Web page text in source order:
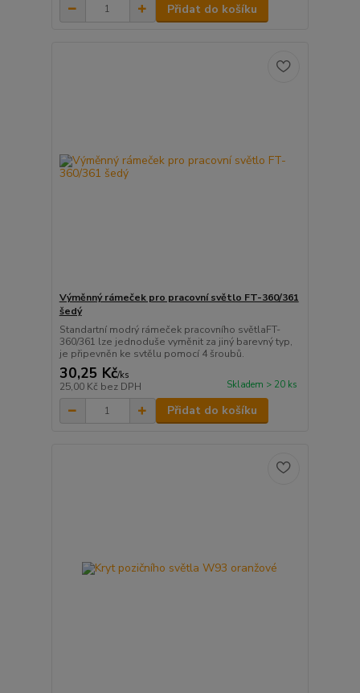
Přidat do košíku
Výměnný rámeček pro pracovní světlo FT-360/361
šedý
Standartní modrý rámeček pracovního světlaFT-
360/361 lze jednoduše vyměnit za jiný barevný typ,
je připevněn ke svtělu pomocí 4 šroubů.
30,25 Kč/ks
25,00 Kč bez DPH Skladem > 20 ks
Přidat do košíku